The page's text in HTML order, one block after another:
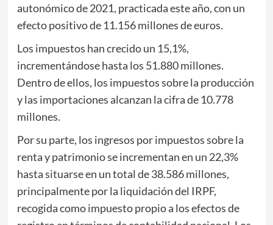
autonómico de 2021, practicada este año, con un
efecto positivo de 11.156 millones de euros.
Los impuestos han crecido un 15,1%,
incrementándose hasta los 51.880 millones.
Dentro de ellos, los impuestos sobre la producción
y las importaciones alcanzan la cifra de 10.778
millones.
Por su parte, los ingresos por impuestos sobre la
renta y patrimonio se incrementan en un 22,3%
hasta situarse en un total de 38.586 millones,
principalmente por la liquidación del IRPF,
recogida como impuesto propio a los efectos de